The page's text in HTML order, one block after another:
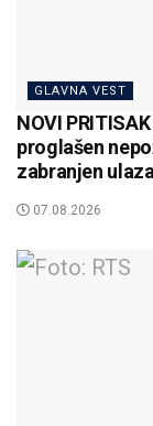
GLAVNA VEST
NOVI
proglašen
zabranjen
07.08.2026